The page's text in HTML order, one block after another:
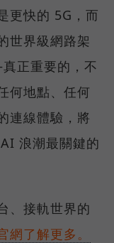
更快的 5G，而
世界級網路架
正重要的，不
何地點、任何
連線體驗，將
浪潮最關鍵的
、接軌世界的
網了解更多。